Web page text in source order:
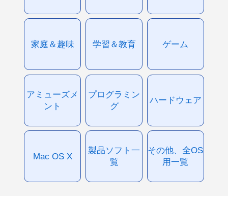
家庭＆趣味 学習＆教育 ゲーム
アミューズメ
ント
プログラミン
グ
ハードウェア
Mac OS X
製品ソフト一
覧
その他、全OS
用一覧